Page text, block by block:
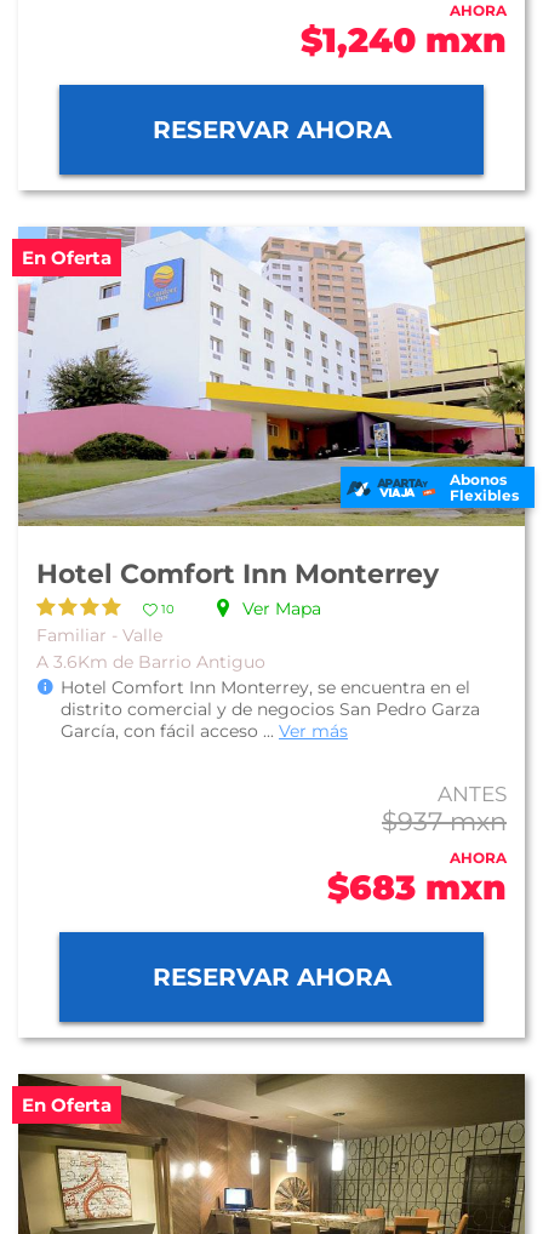
AHORA
$1,240 mxn
RESERVAR AHORA
En Oferta
Abonos
Flexibles
Hotel Comfort Inn Monterrey
10
Ver Mapa
Familiar - Valle
A 3.6Km de Barrio Antiguo
Hotel Comfort Inn Monterrey, se encuentra en el
distrito comercial y de negocios San Pedro Garza
García, con fácil acceso ... Ver más
ANTES
$937 mxn
AHORA
$683 mxn
RESERVAR AHORA
En Oferta